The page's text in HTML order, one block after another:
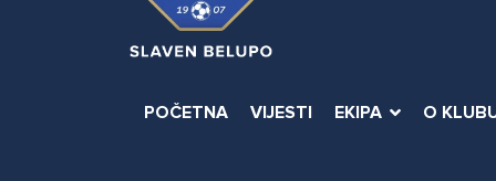
POČETNA VIJESTI EKIPA O